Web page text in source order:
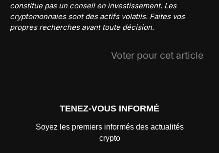
constitue pas un conseil en investissement. Les
cryptomonnaies sont des actifs volatils. Faites vos
propres recherches avant toute décision.
Voter pour cet article
TENEZ-VOUS INFORMÉ
Soyez les premiers informés des actualités
crypto